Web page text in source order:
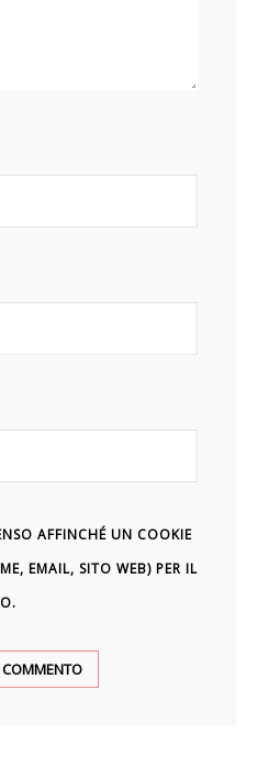
AFFINCHÉ UN COOKIE
EMAIL, SITO WEB) PER IL